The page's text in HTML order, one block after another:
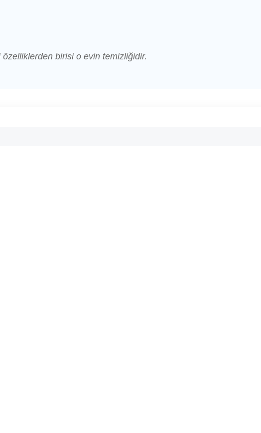
birisi o evin temizliğidir.